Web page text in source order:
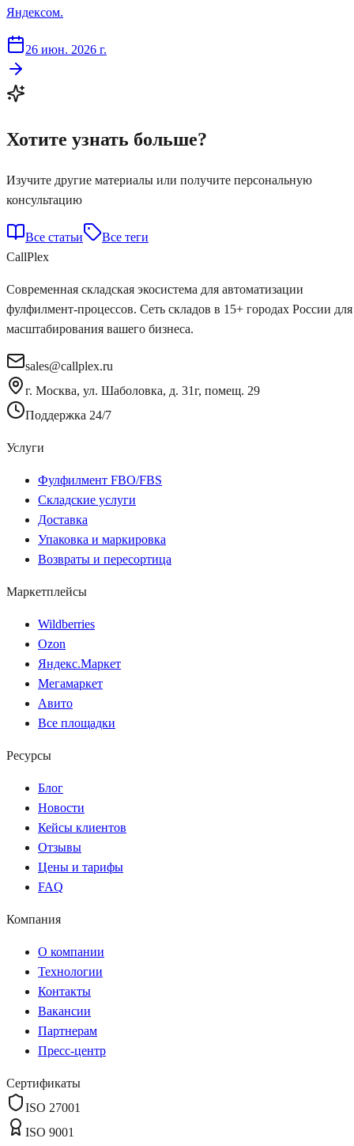
Яндексом.
26 июн. 2026 г.
Хотите узнать больше?
Изучите другие материалы или получите персональную
консультацию
Все статьи
Все теги
CallPlex
Современная складская экосистема для автоматизации
фулфилмент-процессов. Сеть складов в 15+ городах России для
масштабирования вашего бизнеса.
sales@callplex.ru
г. Москва, ул. Шаболовка, д. 31г, помещ. 29
Поддержка 24/7
Услуги
Фулфилмент FBO/FBS
Складские услуги
Доставка
Упаковка и маркировка
Возвраты и пересортица
Маркетплейсы
Wildberries
Ozon
Яндекс.Маркет
Мегамаркет
Авито
Все площадки
Ресурсы
Блог
Новости
Кейсы клиентов
Отзывы
Цены и тарифы
FAQ
Компания
О компании
Технологии
Контакты
Вакансии
Партнерам
Пресс-центр
Сертификаты
ISO 27001
ISO 9001